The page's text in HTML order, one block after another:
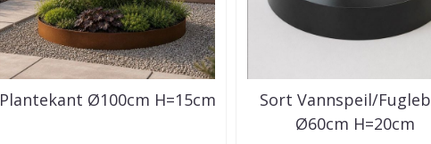
Plantekant Ø100cm H=15cm
Sort Vannspeil/
Ø60cm H=20cm